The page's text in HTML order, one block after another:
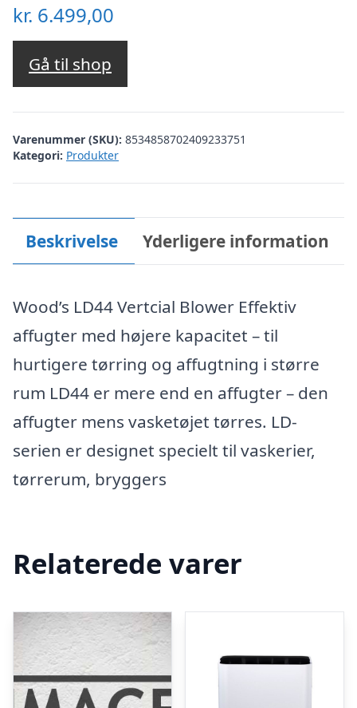
kr. 6.499,00
Gå til shop
Varenummer (SKU): 8534858702409233751
Kategori: Produkter
Beskrivelse Yderligere information
Wood’s LD44 Vertcial Blower Effektiv
affugter med højere kapacitet – til
hurtigere tørring og affugtning i større
rum LD44 er mere end en affugter – den
affugter mens vasketøjet tørres. LD-
serien er designet specielt til vaskerier,
tørrerum, bryggers
Relaterede varer